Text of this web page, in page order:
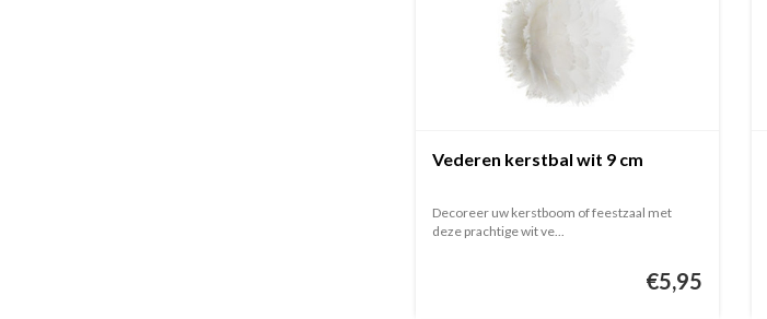
Vederen kerstbal wit 9 cm
Decoreer uw kerstboom of feestzaal met
deze prachtige wit ve...
€5,95